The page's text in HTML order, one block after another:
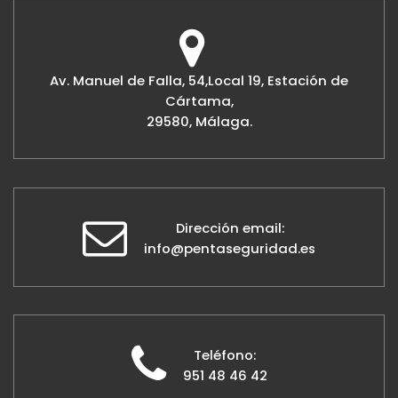
Av. Manuel de Falla, 54,Local 19, Estación de
Cártama,
29580, Málaga.
Dirección email:
info@pentaseguridad.es
Teléfono:
951 48 46 42